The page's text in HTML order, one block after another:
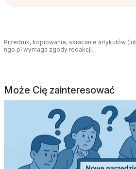
Przedruk, kopiowanie, skracanie artykułów
ngo.pl wymaga zgody redakcji.
Może Cię zainteresować